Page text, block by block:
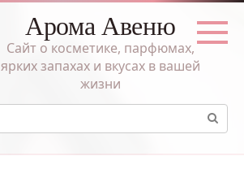
Арома Авеню
Сайт о косметике, парфюмах,
ярких запахах и вкусах в вашей
жизни